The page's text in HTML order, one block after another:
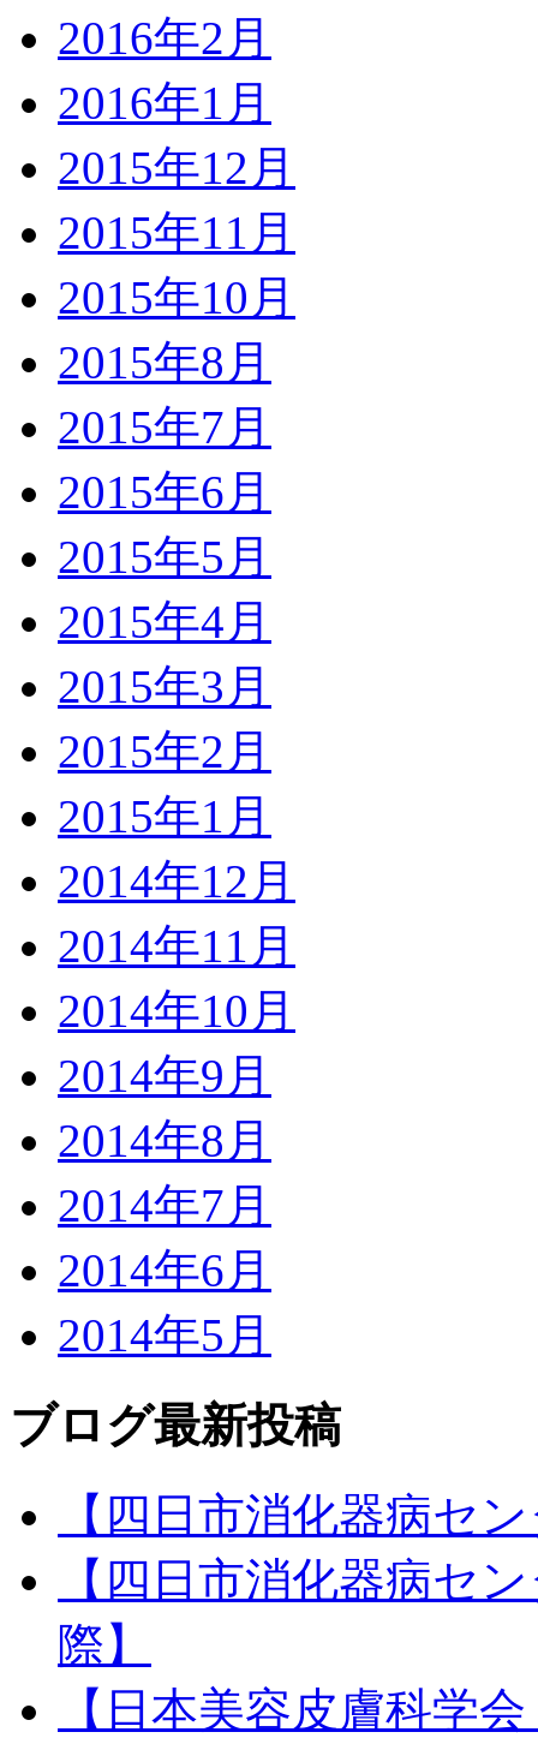
2016年2月
2016年1月
2015年12月
2015年11月
2015年10月
2015年8月
2015年7月
2015年6月
2015年5月
2015年4月
2015年3月
2015年2月
2015年1月
2014年12月
2014年11月
2014年10月
2014年9月
2014年8月
2014年7月
2014年6月
2014年5月
ブログ最新投稿
【四日市消化器病セ
【四日市消化器病セ
際】
【日本美容皮膚科学